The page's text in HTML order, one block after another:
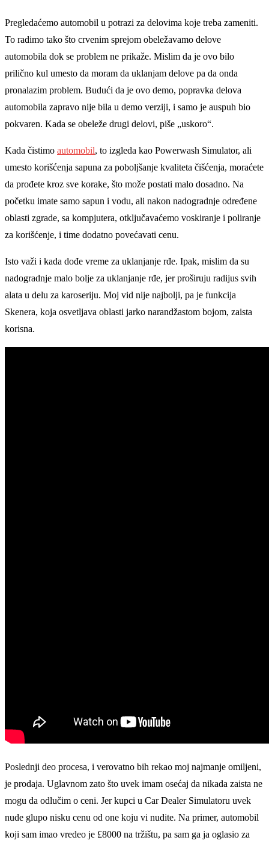
Pregledaćemo automobil u potrazi za delovima koje treba zameniti.
To radimo tako što crvenim sprejom obeležavamo delove
automobila dok se problem ne prikaže. Mislim da je ovo bilo
prilično kul umesto da moram da uklanjam delove pa da onda
pronalazim problem. Budući da je ovo demo, popravka delova
automobila zapravo nije bila u demo verziji, i samo je auspuh bio
pokvaren. Kada se obeleže drugi delovi, piše „uskoro“.
Kada čistimo automobil, to izgleda kao Powerwash Simulator, ali
umesto korišćenja sapuna za poboljšanje kvaliteta čišćenja, moraćete
da prođete kroz sve korake, što može postati malo dosadno. Na
početku imate samo sapun i vodu, ali nakon nadogradnje određene
oblasti zgrade, sa kompjutera, otključavaćemo voskiranje i poliranje
za korišćenje, i time dodatno povećavati cenu.
Isto važi i kada dođe vreme za uklanjanje rđe. Ipak, mislim da su
nadogradnje malo bolje za uklanjanje rđe, jer proširuju radijus svih
alata u delu za karoseriju. Moj vid nije najbolji, pa je funkcija
Skenera, koja osvetljava oblasti jarko narandžastom bojom, zaista
korisna.
Poslednji deo procesa, i verovatno bih rekao moj najmanje omiljeni,
je prodaja. Uglavnom zato što uvek imam osećaj da nikada zaista ne
mogu da odlučim o ceni. Jer kupci u Car Dealer Simulatoru uvek
nude glupo nisku cenu od one koju vi nudite. Na primer, automobil
koji sam imao vredeo je £8000 na tržištu, pa sam ga ja oglasio za